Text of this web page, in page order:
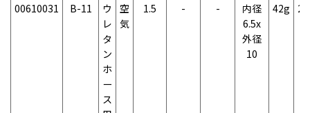
00610031 B-11
ウ
レ
タ
ン
ホ
ー
ス
空
気
1.5 - -
内径
6.5x
外径
10
42g